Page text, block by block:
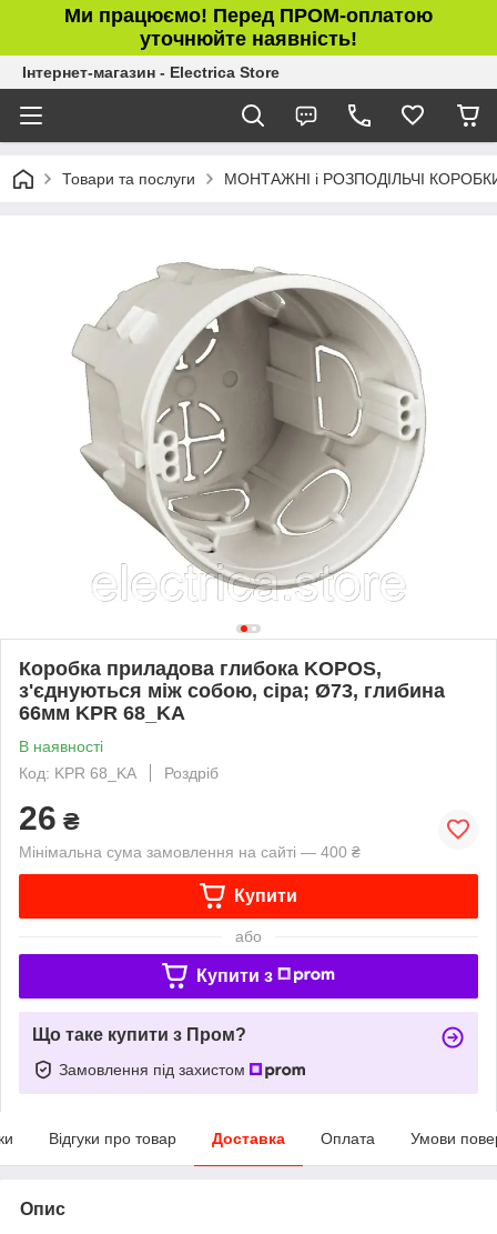
Ми працюємо! Перед ПРОМ-оплатою
уточнюйте наявність!
Інтернет-магазин - Electrica Store
Товари та послуги МОНТАЖНІ і РОЗПОДІЛЬЧІ
Коробка приладова глибока KOPOS,
з'єднуються між собою, сіра; Ø73, глибина
66мм KPR 68_KA
В наявності
Код: KPR 68_KA
Роздріб
26 ₴
Мінімальна сума замовлення на сайті — 400 ₴
Купити
або
Купити з
Що таке купити з Пром?
Замовлення під захистом
Відгуки про товар Доставка Оплата Умови
Опис